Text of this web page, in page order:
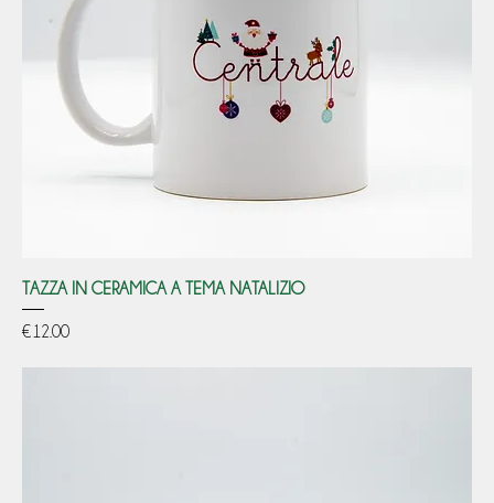
TAZZA IN CERAMICA A TEMA NATALIZIO
Price
€12.00